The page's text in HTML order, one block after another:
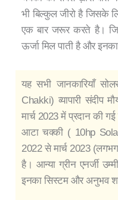
भी बिल्कुल जीरो है जिसके
एक बार जरूर करते है।
ऊर्जा मिल पाती है और
यह सभी जानकारियाँ
Chakki) व्यापारी संदीप
मार्च 2023 में प्रदान की
आटा चक्की ( 10hp
2022 से मार्च 2023
है। आन्या ग्रीन एनर्जी
इनका सिस्टम और अनुभव